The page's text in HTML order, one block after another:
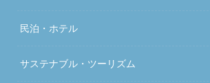
民泊・ホテル
サステナブル・ツーリズム